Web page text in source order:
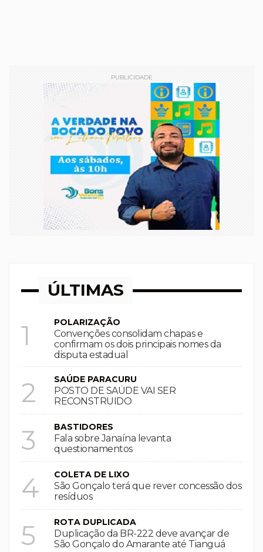
PUBLICIDADE
ÚLTIMAS
1 POLARIZAÇÃO
Convenções consolidam chapas e
confirmam os dois principais nomes da
disputa estadual
2 SAÚDE PARACURU
POSTO DE SAÚDE VAI SER
RECONSTRUIDO
3 BASTIDORES
Fala sobre Janaína levanta
questionamentos
4 COLETA DE LIXO
São Gonçalo terá que rever concessão dos
resíduos
5 ROTA DUPLICADA
Duplicação da BR-222 deve avançar de
São Gonçalo do Amarante até Tianguá